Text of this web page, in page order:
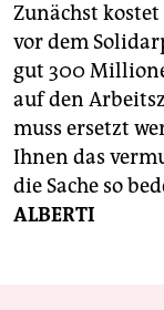
Zunächst
vor dem
gut 300
auf den
muss ersetzt
Ihnen das
die Sache so
ALBERTI